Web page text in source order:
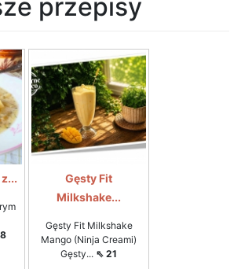
przepisy
Gęsty Fit
Milkshake...
Gęsty Fit Milkshake
Mango (Ninja Creami)
Gęsty... ⇖ 21